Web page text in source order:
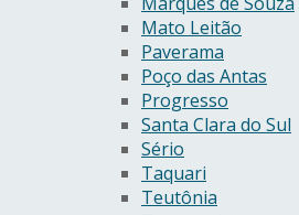
Mato Leitão
Paverama
Poço das Antas
Progresso
Santa Clara do Sul
Sério
Taquari
Teutônia